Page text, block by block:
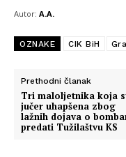
Autor: A.A.
OZNAKE CIK BiH
Prethodni članak
Tri maloljetnika koja
jučer uhapšena zbog
lažnih dojava o
predati Tužilaštvu KS